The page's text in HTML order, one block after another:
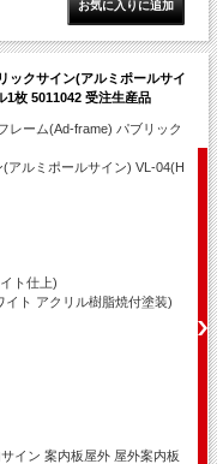
ックサイン(アルミポールサイ
1枚 5011042 受注生産品
レーム(Ad-frame) パブリック
アルミポールサイン) VL-04(H
ト仕上)
ト アクリル樹脂焼付塗装)
イン 案内板屋外 屋外案内板